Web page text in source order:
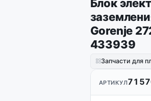
Блок
Gorenje
433939
Запчасти для
АРТИКУЛ